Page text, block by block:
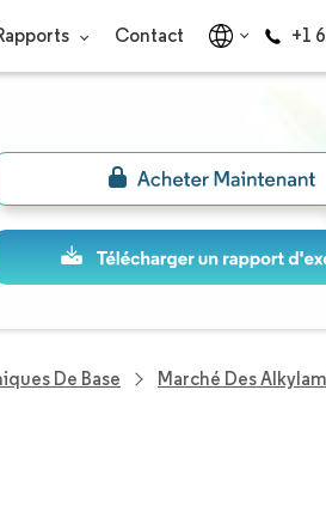
Contact +1
De Base Marché Des